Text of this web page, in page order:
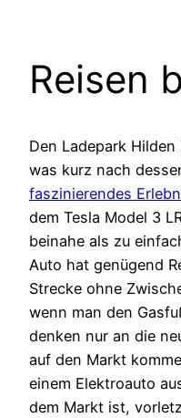
Reisen
Den Ladepark
was kurz nach
faszinierendes
dem Tesla Model 3
beinahe als zu
Auto hat genügend
Strecke ohne
wenn man den
denken nur an die
auf den Markt
einem Elektroauto
dem Markt ist,